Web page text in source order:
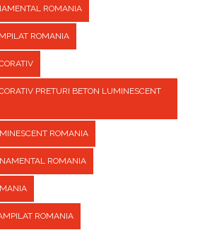
ROMANIA
ROMANIA
PRETURI BETON LUMINESCENT
ROMANIA
ROMANIA
ROMANIA